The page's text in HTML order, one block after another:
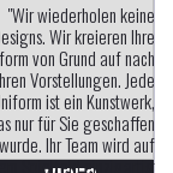
"Wir wiederholen keine
Wir kreieren Ihre
von Grund auf nach
Vorstellungen. Jede
ist ein Kunstwerk,
nur für Sie geschaffen
wurde. Ihr Team wird auf
Spielfeld einzigartig